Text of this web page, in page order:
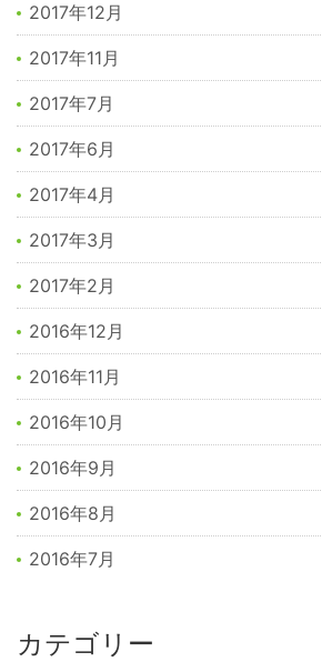
2017年12月
2017年11月
2017年7月
2017年6月
2017年4月
2017年3月
2017年2月
2016年12月
2016年11月
2016年10月
2016年9月
2016年8月
2016年7月
カテゴリー